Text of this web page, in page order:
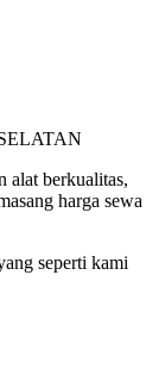
alat berkualitas,
harga sewa
seperti kami